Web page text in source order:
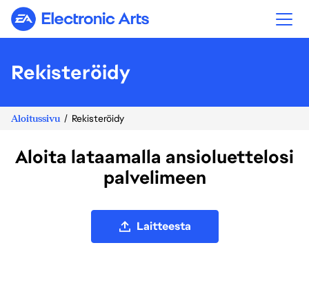
Electronic Arts
Rekisteröidy
Aloitussivu Rekisteröidy
Aloita lataamalla ansioluettelosi
palvelimeen
Laitteesta
Lataa ansioluettelotiedosto palvelimeen